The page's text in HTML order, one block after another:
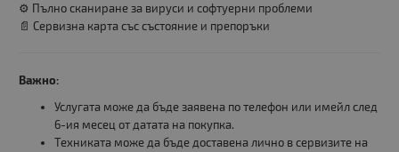
⚙️ Пълно сканиране за вируси и софтуерни проблеми
📄 Сервизна карта със състояние и препоръки
Важно:
Услугата може да бъде заявена по телефон или имейл след
6-ия месец от датата на покупка.
Техниката може да бъде доставена лично в сервизите на